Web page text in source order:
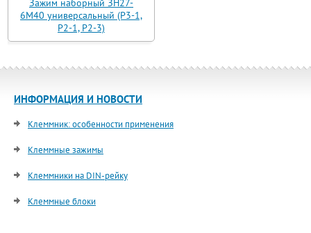
Зажим наборный ЗН27-
6М40 универсальный (Р3-1,
Р2-1, Р2-3)
ИНФОРМАЦИЯ И НОВОСТИ
Клеммник: особенности применения
Клеммные зажимы
Клеммники на DIN-рейку
Клеммные блоки